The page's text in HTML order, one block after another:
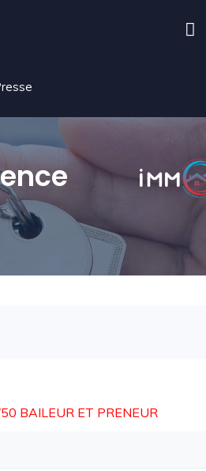
BAILEUR ET PRENEUR